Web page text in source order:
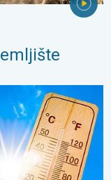
. . subota,